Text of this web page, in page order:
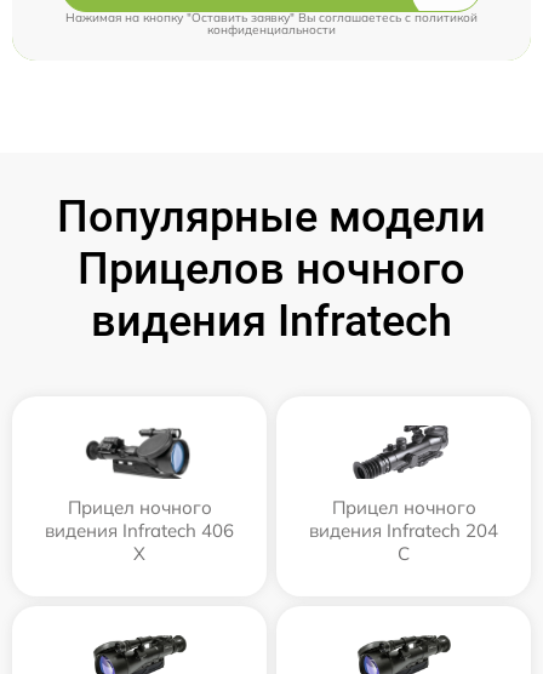
Нажимая на кнопку "Оставить заявку" Вы соглашаетесь c политикой
конфиденциальности
Популярные модели
Прицелов ночного
видения Infratech
Прицел ночного
видения Infratech 406
Х
Прицел ночного
видения Infratech 204
С